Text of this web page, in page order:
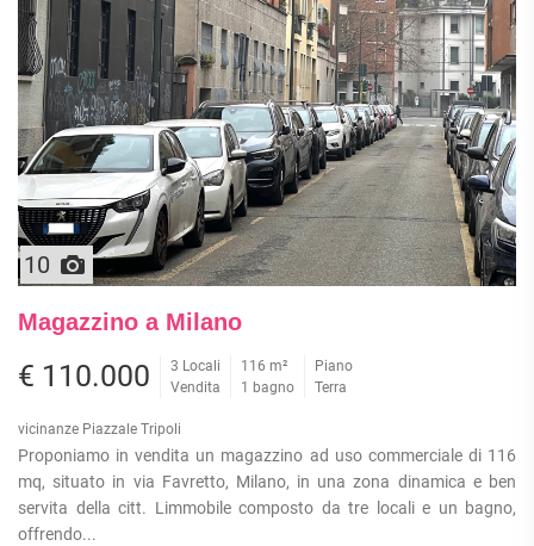
10
Magazzino a Milano
€ 110.000
3 Locali
Vendita
116 m²
1 bagno
Piano
Terra
vicinanze Piazzale Tripoli
Proponiamo in vendita un magazzino ad uso commerciale di 116
mq, situato in via Favretto, Milano, in una zona dinamica e ben
servita della citt. Limmobile composto da tre locali e un bagno,
offrendo...